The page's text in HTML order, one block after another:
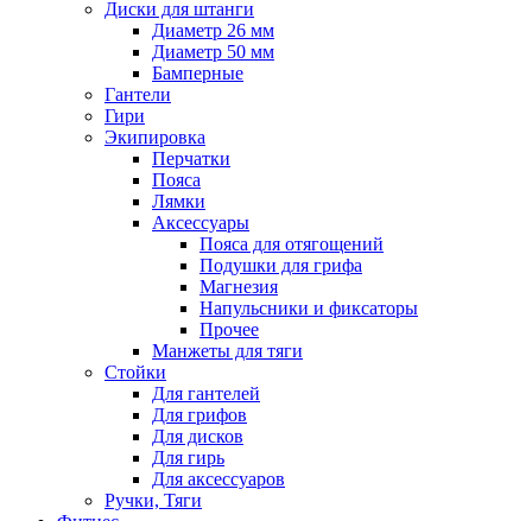
Диски для штанги
Диаметр 26 мм
Диаметр 50 мм
Бамперные
Гантели
Гири
Экипировка
Перчатки
Пояса
Лямки
Аксессуары
Пояса для отягощений
Подушки для грифа
Магнезия
Напульсники и фиксаторы
Прочее
Манжеты для тяги
Стойки
Для гантелей
Для грифов
Для дисков
Для гирь
Для аксессуаров
Ручки, Тяги